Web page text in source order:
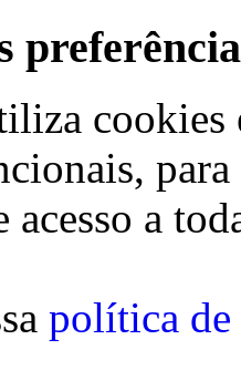
cookies
acesso a
política de